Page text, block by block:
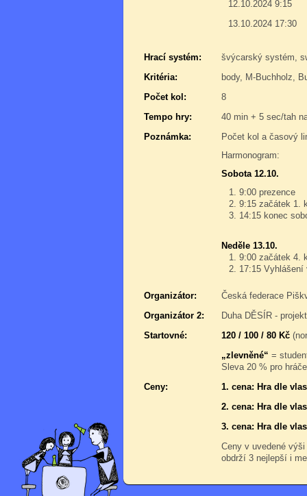
12.10.2024 9:15
13.10.2024 17:30
Hrací systém:
švýcarský systém,
Kritéria:
body, M-Buchholz,
Počet kol:
8
Tempo hry:
40 min + 5 sec/tah
Poznámka:
Počet kol a časový
Harmonogram:
Sobota 12.10.
9:00 prezence
9:15 začátek 1.
14:15 konec
Neděle 13.10.
9:00 začátek 4.
17:15 Vyhlášení
Organizátor:
Česká federace
Organizátor 2:
Duha DĚSÍR -
Startovné:
120 / 100 / 80 Kč
„zlevněné“ =
Sleva 20 % pro
Ceny:
1. cena: Hra dle
2. cena: Hra dle
3. cena: Hra dle
Ceny v uvedené
obdrží 3 nejlepší i